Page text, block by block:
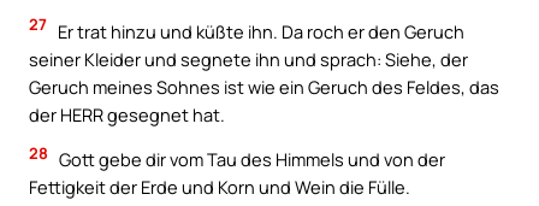
27 Er trat hinzu und küßte ihn. Da roch er den Geruch
seiner Kleider und segnete ihn und sprach: Siehe, der
Geruch meines Sohnes ist wie ein Geruch des Feldes, das
der HERR gesegnet hat.
28 Gott gebe dir vom Tau des Himmels und von der
Fettigkeit der Erde und Korn und Wein die Fülle.